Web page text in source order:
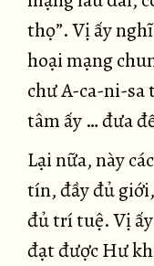
thọ”. Vị ấy
hoại mạng
chư A-ca-ni-sa
tâm ấy … đưa
Lại nữa, này
tín, đầy đủ
đủ trí tuệ. Vị
đạt được Hư